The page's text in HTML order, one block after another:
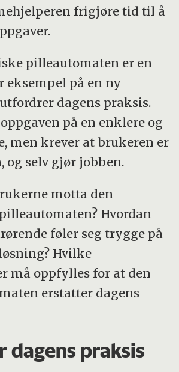
frigjøre tid til å
pilleautomaten er en
eksempel på en ny
dagens praksis.
på en enklere og
men krever at brukeren er
og selv gjør jobben.
motta den
Hvordan
føler seg trygge på
Hvilke
må oppfylles for at den
erstatter dagens
dagens praksis